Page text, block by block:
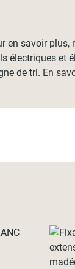
en savoir plus,
électriques et
de tri. En